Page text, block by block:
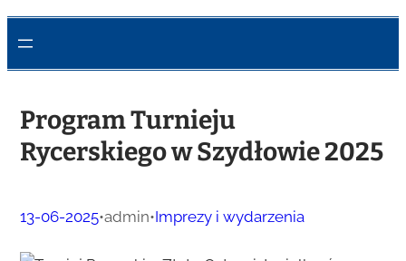
Program Turnieju
Rycerskiego w Szydłowie 2025
13-06-2025•admin•Imprezy i wydarzenia